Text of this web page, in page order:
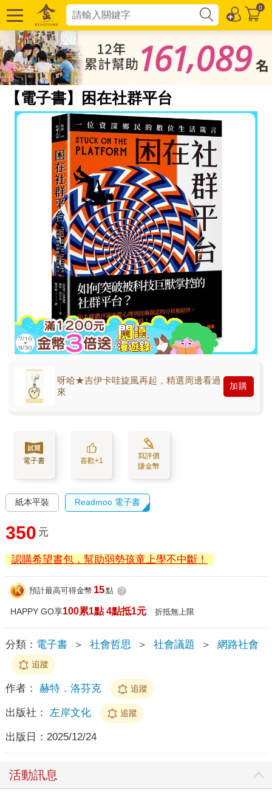
0
【電子書】困在社群平台
呀哈★吉伊卡哇旋風再起，精選周邊看過
來
加購
電子書 喜歡+1
寫評價
賺金幣
紙本平裝 Readmoo 電子書
350 元
認購希望書包，幫助弱勢孩童上學不中斷！
預計最高可得金幣 15點 ?
HAPPY GO享100累1點 4點抵1元 折抵無上限
分類： 電子書 ＞ 社會哲思 ＞ 社會議題 ＞ 網路社會
追蹤
作者： 赫特．洛芬克 追蹤
出版社： 左岸文化 追蹤
出版日： 2025/12/24
活動訊息